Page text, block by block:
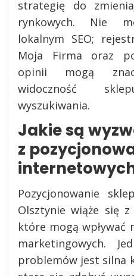
strategię do
rynkowych. Nie
lokalnym SEO;
Moja Firma oraz
opinii mogą
widoczność
wyszukiwania.
Jakie są
z
Pozycjonowanie
Olsztynie wiąże się
które mogą wpływać
marketingowych.
problemów jest silna